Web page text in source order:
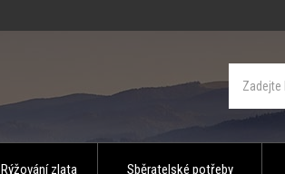
Rýžování zlata Sběratelské potřeby